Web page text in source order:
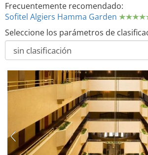
Frecuentemente recomendado:
Sofitel Algiers Hamma Garden
Seleccione los parámetros de